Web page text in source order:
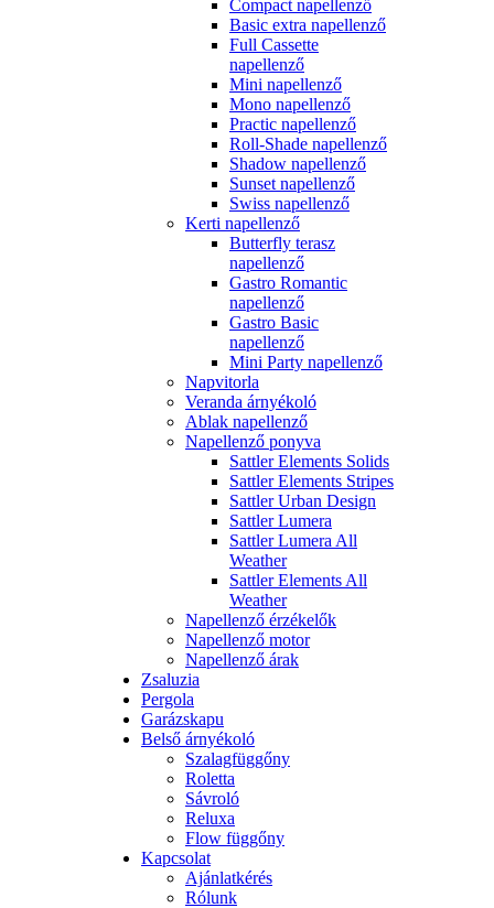
Compact napellenző
Basic extra napellenző
Full Cassette
napellenző
Mini napellenző
Mono napellenző
Practic napellenző
Roll-Shade napellenző
Shadow napellenző
Sunset napellenző
Swiss napellenző
Kerti napellenző
Butterfly terasz
napellenző
Gastro Romantic
napellenző
Gastro Basic
napellenző
Mini Party napellenző
Napvitorla
Veranda árnyékoló
Ablak napellenző
Napellenző ponyva
Sattler Elements Solids
Sattler Elements Stripes
Sattler Urban Design
Sattler Lumera
Sattler Lumera All
Weather
Sattler Elements All
Weather
Napellenző érzékelők
Napellenző motor
Napellenző árak
Zsaluzia
Pergola
Garázskapu
Belső árnyékoló
Szalagfüggőny
Roletta
Sávroló
Reluxa
Flow függőny
Kapcsolat
Ajánlatkérés
Rólunk